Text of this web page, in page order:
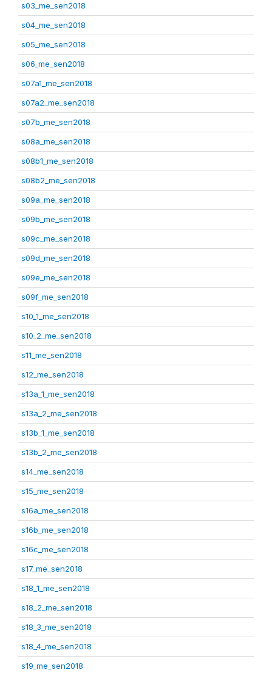
s03_me_sen2018
s04_me_sen2018
s05_me_sen2018
s06_me_sen2018
s07a1_me_sen2018
s07a2_me_sen2018
s07b_me_sen2018
s08a_me_sen2018
s08b1_me_sen2018
s08b2_me_sen2018
s09a_me_sen2018
s09b_me_sen2018
s09c_me_sen2018
s09d_me_sen2018
s09e_me_sen2018
s09f_me_sen2018
s10_1_me_sen2018
s10_2_me_sen2018
s11_me_sen2018
s12_me_sen2018
s13a_1_me_sen2018
s13a_2_me_sen2018
s13b_1_me_sen2018
s13b_2_me_sen2018
s14_me_sen2018
s15_me_sen2018
s16a_me_sen2018
s16b_me_sen2018
s16c_me_sen2018
s17_me_sen2018
s18_1_me_sen2018
s18_2_me_sen2018
s18_3_me_sen2018
s18_4_me_sen2018
s19_me_sen2018